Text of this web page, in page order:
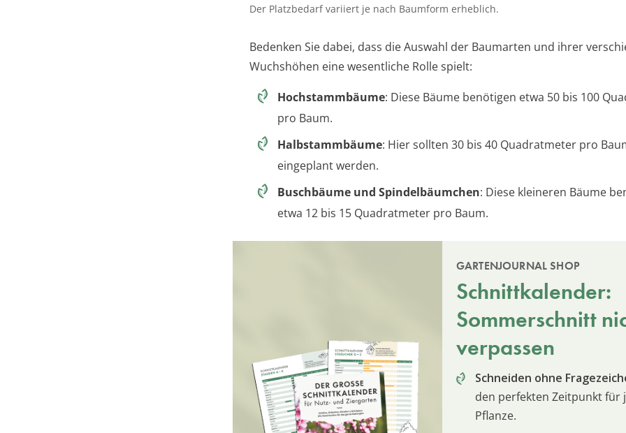
Der Platzbedarf variiert je nach Baumform erheblich.
Bedenken Sie dabei, dass die Auswahl der Baumarten und ihrer
Wuchshöhen eine wesentliche Rolle spielt:
Hochstammbäume: Diese Bäume benötigen etwa 50 bis 100
pro Baum.
Halbstammbäume: Hier sollten 30 bis 40 Quadratmeter pro
eingeplant werden.
Buschbäume und Spindelbäumchen: Diese kleineren Bäume
etwa 12 bis 15 Quadratmeter pro Baum.
GARTENJOURNAL SHOP
Schnittkalender:
Sommerschnitt
verpassen
Schneiden ohne
den perfekten Zeitpunkt für
Pflanze.